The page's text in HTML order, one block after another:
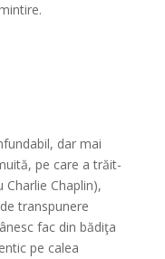
dar mai
pe care a trăit-
Chaplin),
transpunere
fac din bădiţa
pe calea